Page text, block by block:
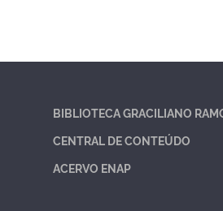
BIBLIOTECA GRACILIANO
CENTRAL DE CONTEÚDO
ACERVO ENAP